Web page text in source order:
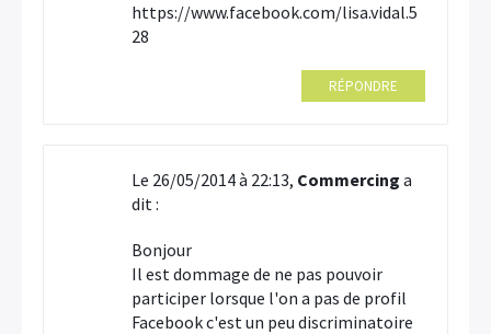
https://www.facebook.com/lisa.vidal.5
28
RÉPONDRE
Le 26/05/2014 à 22:13, Commercing a
dit :
Bonjour
Il est dommage de ne pas pouvoir
participer lorsque l'on a pas de profil
Facebook c'est un peu discriminatoire